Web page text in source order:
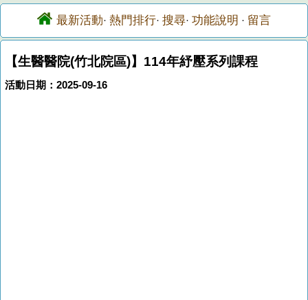
最新活動· 熱門排行· 搜尋· 功能說明 · 留言
【生醫醫院(竹北院區)】114年紓壓系列課程
活動日期：2025-09-16